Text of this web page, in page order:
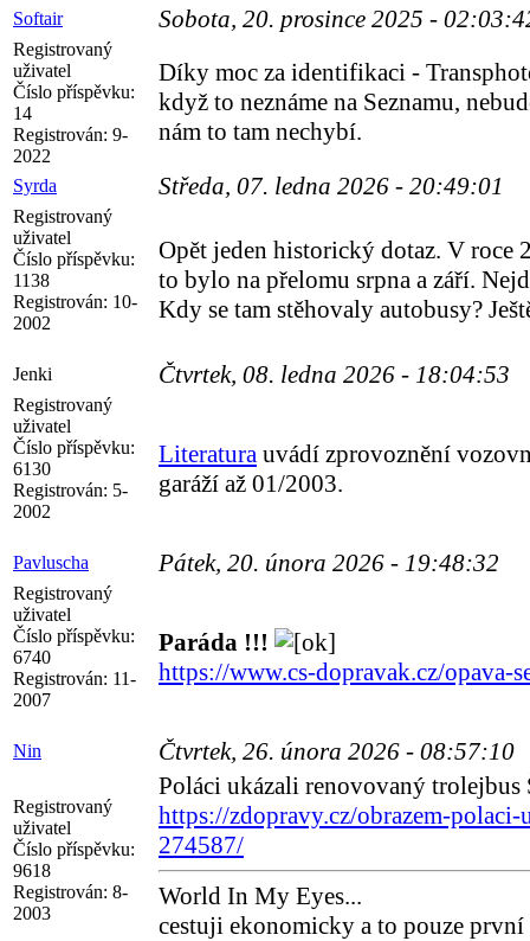
Softair Sobota, 20. prosince 2025 -
Registrovaný
uživatel
Číslo příspěvku:
14
Registrován: 9-
2022
Díky moc za identifikaci -
když to neznáme na Seznamu,
nám to tam nechybí.
Syrda Středa, 07. ledna 2026 - 20:49:01
Registrovaný
uživatel
Číslo příspěvku:
1138
Registrován: 10-
2002
Opět jeden historický dotaz. V
to bylo na přelomu srpna a září.
Kdy se tam stěhovaly autobusy?
Jenki Čtvrtek, 08. ledna 2026 - 18:04:53
Registrovaný
uživatel
Číslo příspěvku:
6130
Registrován: 5-
2002
Literatura uvádí zprovoznění
garáží až 01/2003.
Pavluscha Pátek, 20. února 2026 - 19:48:32
Registrovaný
uživatel
Číslo příspěvku:
6740
Registrován: 11-
2007
Paráda !!!
https://www.cs-dopravak.cz/opava-
Nin Čtvrtek, 26. února 2026 - 08:57:10
Registrovaný
uživatel
Číslo příspěvku:
9618
Registrován: 8-
2003
Poláci ukázali renovovaný
https://zdopravy.cz/obrazem-
274587/
World In My Eyes...
cestuji ekonomicky a to pouze